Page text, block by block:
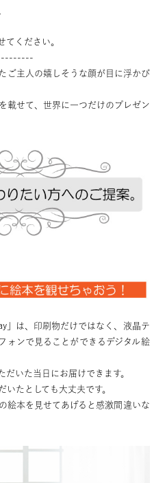
てください。
ご主人の嬉しそうな顔が目に浮かび
載せて、世界に一つだけのプレゼン
は、印刷物だけではなく、液晶テ
ォンで見ることができるデジタル絵
いた当日にお届けできます。
たとしても大丈夫です。
絵本を見せてあげると感激間違いな